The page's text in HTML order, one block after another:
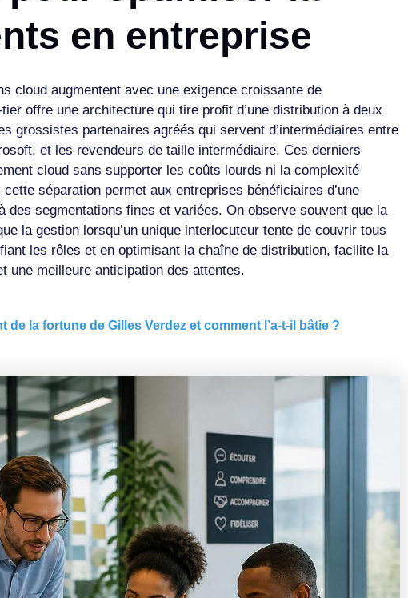
en entreprise
cloud augmentent avec une exigence croissante de
offre une architecture qui tire profit d’une distribution à deux
grossistes partenaires agréés qui servent d’intermédiaires entre
et les revendeurs de taille intermédiaire. Ces derniers
cloud sans supporter les coûts lourds ni la complexité
séparation permet aux entreprises bénéficiaires d’une
des segmentations fines et variées. On observe souvent que la
la gestion lorsqu’un unique interlocuteur tente de couvrir tous
les rôles et en optimisant la chaîne de distribution, facilite la
une meilleure anticipation des attentes.
de la fortune de Gilles Verdez et comment l’a-t-il bâtie ?